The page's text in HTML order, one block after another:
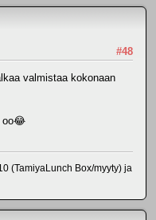
#48
valmistaa kokonaan
oo😂
(TamiyaLunch Box/myyty) ja